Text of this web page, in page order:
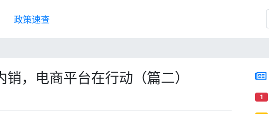
政策速查
销，电商平台在行动（篇二）
1